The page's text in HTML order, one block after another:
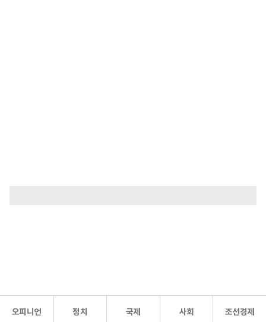
오피니언 정치 국제 사회 조선경제